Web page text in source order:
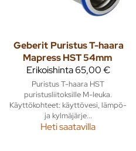
Geberit Puristus T-haara
Mapress HST 54mm
Erikoishinta65,00 €
Puristus T-haara HST
puristusliitoksille M-leuka.
Käyttökohteet: käyttövesi, lämpö-
ja kylmäjärje...
Heti saatavilla